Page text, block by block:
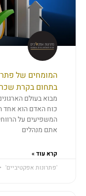
המומחים של
בתחום בקרת שכר
מבוא בעולם
כוח האדם הוא אחד
המשפיעים על
אתם מנהלים
קרא עוד »
'פתרונות אפקטיביים'